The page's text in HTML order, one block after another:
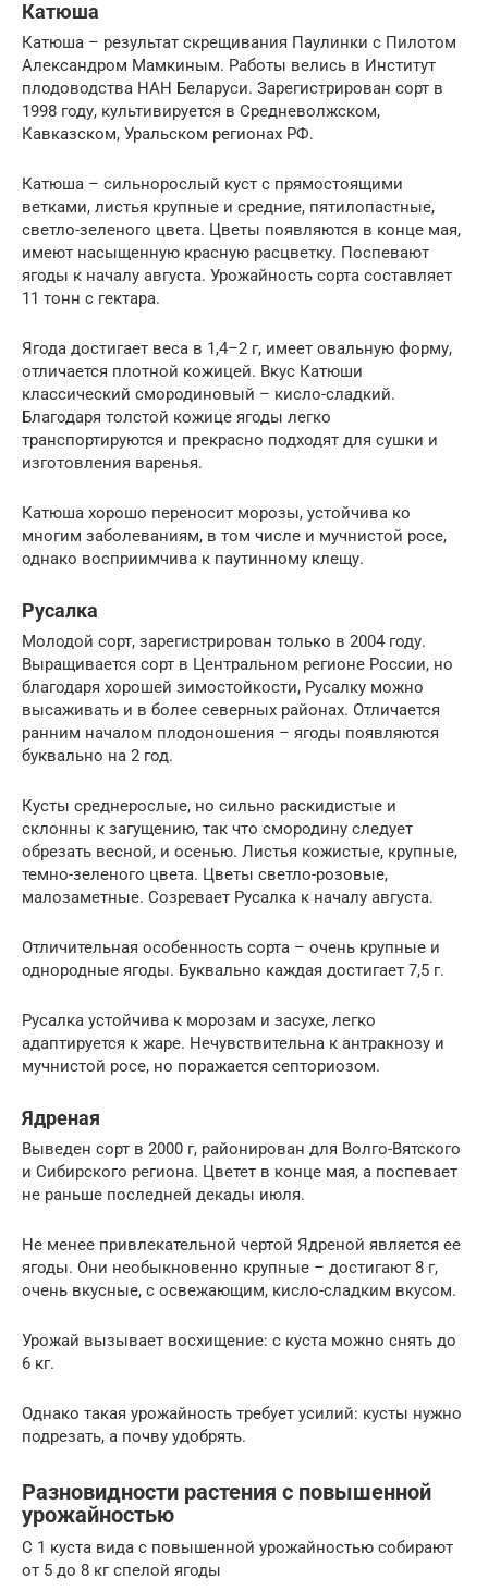
Катюша
Катюша – результат скрещивания Паулинки с Пилотом
Александром Мамкиным. Работы велись в Институт
плодоводства НАН Беларуси. Зарегистрирован сорт в
1998 году, культивируется в Средневолжском,
Кавказском, Уральском регионах РФ.
Катюша – сильнорослый куст с прямостоящими
ветками, листья крупные и средние, пятилопастные,
светло-зеленого цвета. Цветы появляются в конце мая,
имеют насыщенную красную расцветку. Поспевают
ягоды к началу августа. Урожайность сорта составляет
11 тонн с гектара.
Ягода достигает веса в 1,4–2 г, имеет овальную форму,
отличается плотной кожицей. Вкус Катюши
классический смородиновый – кисло-сладкий.
Благодаря толстой кожице ягоды легко
транспортируются и прекрасно подходят для сушки и
изготовления варенья.
Катюша хорошо переносит морозы, устойчива ко
многим заболеваниям, в том числе и мучнистой росе,
однако восприимчива к паутинному клещу.
Русалка
Молодой сорт, зарегистрирован только в 2004 году.
Выращивается сорт в Центральном регионе России, но
благодаря хорошей зимостойкости, Русалку можно
высаживать и в более северных районах. Отличается
ранним началом плодоношения – ягоды появляются
буквально на 2 год.
Кусты среднерослые, но сильно раскидистые и
склонны к загущению, так что смородину следует
обрезать весной, и осенью. Листья кожистые, крупные,
темно-зеленого цвета. Цветы светло-розовые,
малозаметные. Созревает Русалка к началу августа.
Отличительная особенность сорта – очень крупные и
однородные ягоды. Буквально каждая достигает 7,5 г.
Русалка устойчива к морозам и засухе, легко
адаптируется к жаре. Нечувствительна к антракнозу и
мучнистой росе, но поражается септориозом.
Ядреная
Выведен сорт в 2000 г, районирован для Волго-Вятского
и Сибирского региона. Цветет в конце мая, а поспевает
не раньше последней декады июля.
Не менее привлекательной чертой Ядреной является ее
ягоды. Они необыкновенно крупные – достигают 8 г,
очень вкусные, с освежающим, кисло-сладким вкусом.
Урожай вызывает восхищение: с куста можно снять до
6 кг.
Однако такая урожайность требует усилий: кусты нужно
подрезать, а почву удобрять.
Разновидности растения с повышенной
урожайностью
С 1 куста вида с повышенной урожайностью собирают
от 5 до 8 кг спелой ягоды